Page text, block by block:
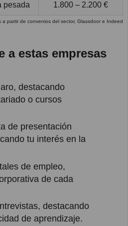
pesada 1.800 – 2.200 €
partir de convenios del sector, Glassdoor e Indeed
a estas empresas
destacando
o cursos
de presentación
tu interés en la
de empleo,
de cada
destacando
de aprendizaje.